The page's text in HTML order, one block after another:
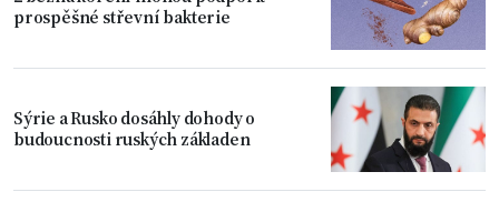
prospěšné střevní bakterie
Sýrie a Rusko dosáhly dohody o
budoucnosti ruských základen